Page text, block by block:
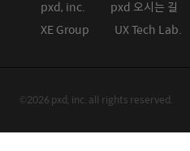
pxd, inc.
pxd 오시는 길
XE Group
UX Tech Lab.
©2026 pxd, inc. all rights reserved.